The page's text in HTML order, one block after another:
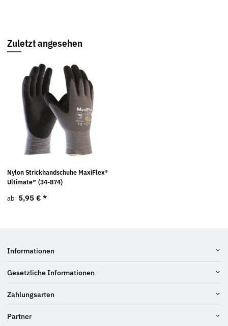
Zuletzt angesehen
Nylon Strickhandschuhe MaxiFlex®
Ultimate™ (34-874)
ab 5,95 € *
Informationen
Gesetzliche Informationen
Zahlungsarten
Partner